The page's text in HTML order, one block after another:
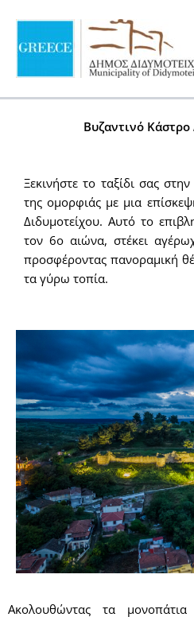
περιεχόμενο
περιεχόμενο
Βυζαντινό Κάστρο
Ξεκινήστε το ταξίδι σας
της ομορφιάς με μια
Διδυμοτείχου. Αυτό το
τον 6ο αιώνα, στέκει
προσφέροντας πανοραμική
τα γύρω τοπία.
Ακολουθώντας τα